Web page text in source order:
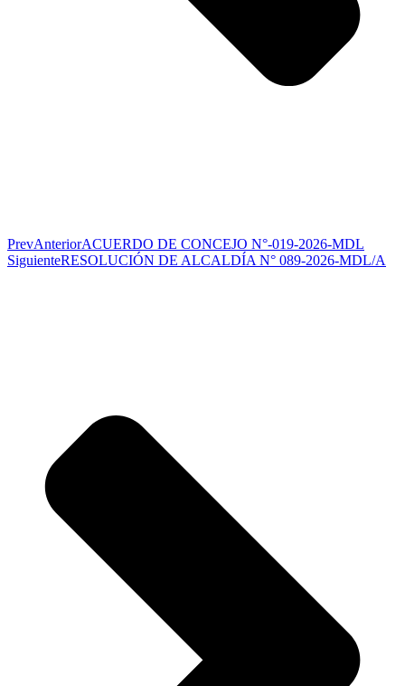
PrevAnteriorACUERDO DE CONCEJO N°-019-2026-MDL
SiguienteRESOLUCIÓN DE ALCALDÍA N° 089-2026-MDL/A